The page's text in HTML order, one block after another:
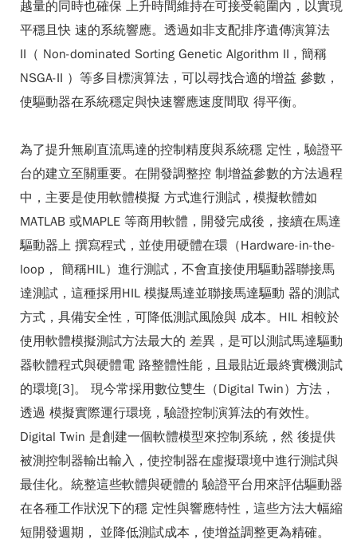
越量的同時也確保 上升時間維持在可接受範圍內，以實現
平穩且快 速的系統響應。透過如非支配排序遺傳演算法
II（ Non-dominated Sorting Genetic Algorithm II , 簡稱
NSGA-II ）等多目標演算法，可以尋找合適的增益 參數，
使驅動器在系統穩定與快速響應速度間取 得平衡。
為了提升無刷直流馬達的控制精度與系統穩 定性，驗證平
台的建立至關重要。在開發調整控 制增益參數的方法過程
中，主要是使用軟體模擬 方式進行測試，模擬軟體如
MATLAB 或MAPLE 等商用軟體，開發完成後，接續在馬達
驅動器上 撰寫程式，並使用硬體在環（Hardware-in-the-
loop， 簡稱HIL）進行測試，不會直接使用驅動器聯接馬
達測試，這種採用HIL 模擬馬達並聯接馬達驅動 器的測試
方式，具備安全性，可降低測試風險與 成本。HIL 相較於
使用軟體模擬測試方法最大的 差異，是可以測試馬達驅動
器軟體程式與硬體電 路整體性能，且最貼近最終實機測試
的環境[3]。 現今常採用數位雙生（Digital Twin）方法，
透過 模擬實際運行環境，驗證控制演算法的有效性。
Digital Twin 是創建一個軟體模型來控制系統，然 後提供
被測控制器輸出輸入，使控制器在虛擬環境中進行測試與
最佳化。統整這些軟體與硬體的 驗證平台用來評估驅動器
在各種工作狀況下的穩 定性與響應特性，這些方法大幅縮
短開發週期， 並降低測試成本，使增益調整更為精確。